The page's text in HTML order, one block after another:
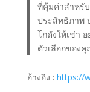
ที่คุ้มค่าสำหรั
ประสิทธิภาพ
โกดังให้เช่า
ตัวเลือกของ
อ้างอิง : https://